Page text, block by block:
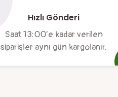
Hızlı Gönderi
Saat 13:00’e kadar verilen
siparişler aynı gün kargolanır.